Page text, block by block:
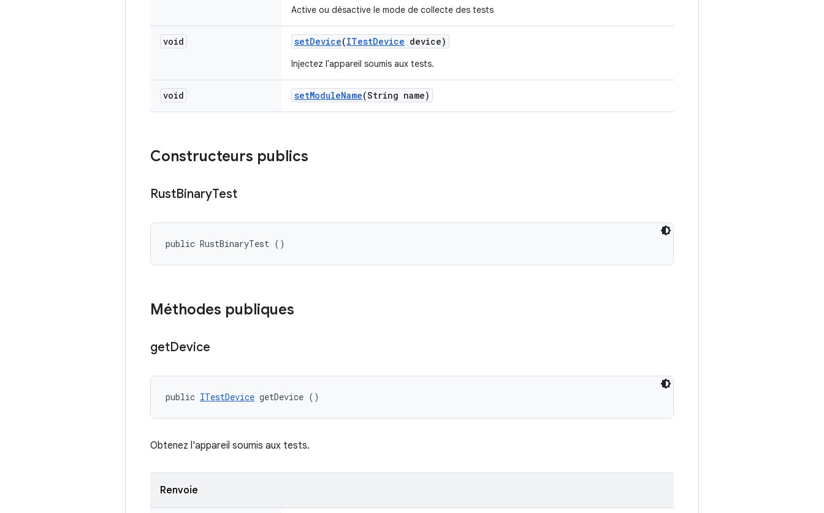
Active ou désactive le mode de collecte des tests
void setDevice(ITestDevice device)
Injectez l'appareil soumis aux tests.
void setModuleName(String name)
Constructeurs publics
RustBinaryTest
public RustBinaryTest ()
Méthodes publiques
getDevice
public ITestDevice getDevice ()
Obtenez l'appareil soumis aux tests.
Renvoie